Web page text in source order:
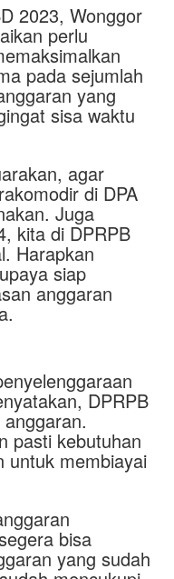
2023, Wonggor
perlu
pada sejumlah
yang
sisa waktu
agar
di DPA
Juga
kita di DPRPB
Harapkan
siap
anggaran
DPRPB
pasti kebutuhan
untuk membiayai
bisa
yang sudah